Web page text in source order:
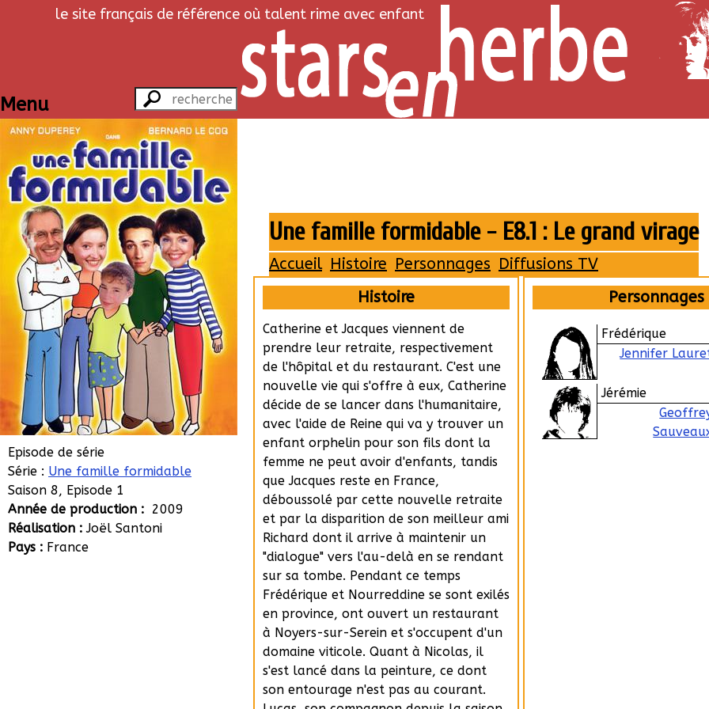
le site français de référence où talent rime avec enfant
Menu
Episode de série
Série : Une famille formidable
Saison 8, Episode 1
Année de production : 2009
Réalisation :Joël Santoni
Pays : France
Une famille formidable - E8.1 : Le grand virage
Accueil Histoire Personnages Diffusions TV
Histoire
Catherine et Jacques viennent de
prendre leur retraite, respectivement
de l'hôpital et du restaurant. C'est une
nouvelle vie qui s'offre à eux, Catherine
décide de se lancer dans l'humanitaire,
avec l'aide de Reine qui va y trouver un
enfant orphelin pour son fils dont la
femme ne peut avoir d'enfants, tandis
que Jacques reste en France,
déboussolé par cette nouvelle retraite
et par la disparition de son meilleur ami
Richard dont il arrive à maintenir un
"dialogue" vers l'au-delà en se rendant
sur sa tombe. Pendant ce temps
Frédérique et Nourreddine se sont exilés
en province, ont ouvert un restaurant
à Noyers-sur-Serein et s'occupent d'un
domaine viticole. Quant à Nicolas, il
s'est lancé dans la peinture, ce dont
son entourage n'est pas au courant.
Personnages
Frédérique
Jennifer
Jérémie